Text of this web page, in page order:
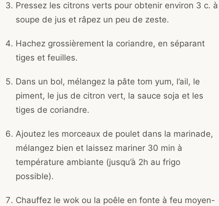
Pressez les citrons verts pour obtenir environ 3 c. à
soupe de jus et râpez un peu de zeste.
Hachez grossièrement la coriandre, en séparant
tiges et feuilles.
Dans un bol, mélangez la pâte tom yum, l’ail, le
piment, le jus de citron vert, la sauce soja et les
tiges de coriandre.
Ajoutez les morceaux de poulet dans la marinade,
mélangez bien et laissez mariner 30 min à
température ambiante (jusqu’à 2h au frigo
possible).
Chauffez le wok ou la poêle en fonte à feu moyen-